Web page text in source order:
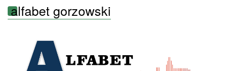
alfabet gorzowski